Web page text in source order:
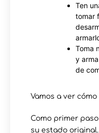
Ten
tomar
Toma
y
de
Vamos a ver cómo
Como primer
su estado